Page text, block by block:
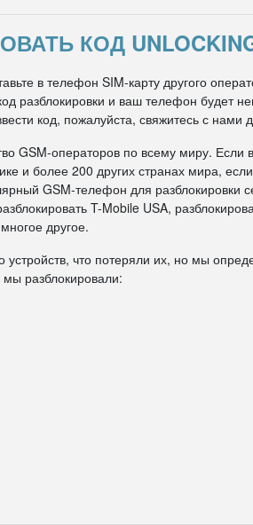
КОД
в телефон SIM-карту другого
разблокировки и ваш телефон будет
код, пожалуйста, свяжитесь с нами
GSM-операторов по всему миру.
и более 200 других странах мира,
GSM-телефон для разблокировки
T-Mobile USA,
другое.
что потеряли их, но мы
разблокировали: